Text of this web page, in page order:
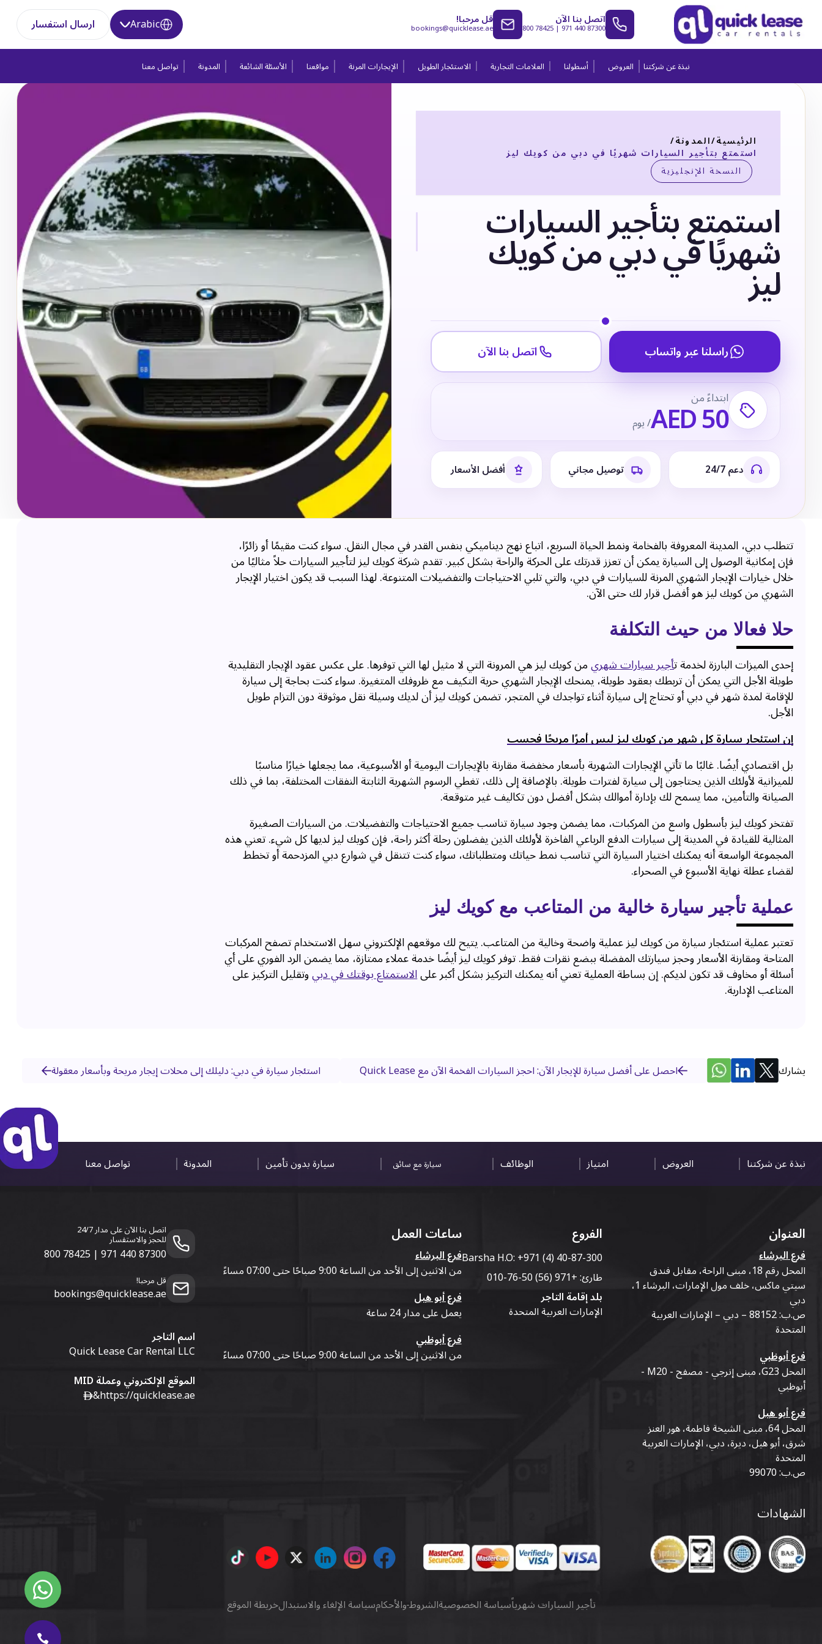
اتصل بنا الآن800 78425 |971 440 87300 قل مرحبا!
bookings@quicklease.ae
Arabic ارسال استفسار
نبذة عن شركتنا العروض أسطولنا العلامات التجارية الاستئجار الطويل الإيجارات المرنة مواقعنا الأسئلة الشائعة المدونة تواصل معنا
الرئيسية/المدونة/
استمتع بتأجير السيارات شهريًا في دبي من كويك ليز
النسخة الإنجليزية
استمتع بتأجير السيارات
شهريًا في دبي من كويك
ليز
راسلنا عبر واتساب اتصل بنا الآن
ابتداءً من
AED 50/ يوم
دعم 24/7 توصيل مجاني أفضل الأسعار
تتطلب دبي، المدينة المعروفة بالفخامة ونمط الحياة السريع، اتباع نهج ديناميكي بنفس القدر في مجال النقل. سواء كنت مقيمًا أو زائرًا،
فإن إمكانية الوصول إلى السيارة يمكن أن تعزز قدرتك على الحركة والراحة بشكل كبير. تقدم شركة كويك ليز لتأجير السيارات حلاً مثاليًا من
خلال خيارات الإيجار الشهري المرنة للسيارات في دبي، والتي تلبي الاحتياجات والتفضيلات المتنوعة. لهذا السبب قد يكون اختيار الإيجار
الشهري من كويك ليز هو أفضل قرار لك حتى الآن.
حلا فعالا من حيث التكلفة
إحدى الميزات البارزة لخدمة تأجير سيارات شهريمن كويك ليز هي المرونة التي لا مثيل لها التي توفرها. على عكس عقود الإيجار التقليدية
طويلة الأجل التي يمكن أن تربطك بعقود طويلة، يمنحك الإيجار الشهري حرية التكيف مع ظروفك المتغيرة. سواء كنت بحاجة إلى سيارة
للإقامة لمدة شهر في دبي أو تحتاج إلى سيارة أثناء تواجدك في المتجر، تضمن كويك ليز أن لديك وسيلة نقل موثوقة دون التزام طويل
الأجل.
إن استئجار سيارة كل شهر من كويك ليز ليس أمرًا مريحًا فحسب
بل اقتصادي أيضًا. غالبًا ما تأتي الإيجارات الشهرية بأسعار مخفضة مقارنة بالإيجارات اليومية أو الأسبوعية، مما يجعلها خيارًا مناسبًا
للميزانية لأولئك الذين يحتاجون إلى سيارة لفترات طويلة. بالإضافة إلى ذلك، تغطي الرسوم الشهرية الثابتة النفقات المختلفة، بما في ذلك
الصيانة والتأمين، مما يسمح لك بإدارة أموالك بشكل أفضل دون تكاليف غير متوقعة.
تفتخر كويك ليز بأسطول واسع من المركبات، مما يضمن وجود سيارة تناسب جميع الاحتياجات والتفضيلات. من السيارات الصغيرة
المثالية للقيادة في المدينة إلى سيارات الدفع الرباعي الفاخرة لأولئك الذين يفضلون رحلة أكثر راحة، فإن كويك ليز لديها كل شيء. تعني هذه
المجموعة الواسعة أنه يمكنك اختيار السيارة التي تناسب نمط حياتك ومتطلباتك، سواء كنت تتنقل في شوارع دبي المزدحمة أو تخطط
لقضاء عطلة نهاية الأسبوع في الصحراء.
عملية تأجير سيارة خالية من المتاعب مع كويك ليز
تعتبر عملية استئجار سيارة من كويك ليز عملية واضحة وخالية من المتاعب. يتيح لك موقعهم الإلكتروني سهل الاستخدام تصفح المركبات
المتاحة ومقارنة الأسعار وحجز سيارتك المفضلة ببضع نقرات فقط. توفر كويك ليز أيضًا خدمة عملاء ممتازة، مما يضمن الرد الفوري على أي
أسئلة أو مخاوف قد تكون لديكم. إن بساطة العملية تعني أنه يمكنك التركيز بشكل أكبر علىالاستمتاع بوقتك في دبيوتقليل التركيز على
المتاعب الإدارية.
يشارك احصل على أفضل سيارة للإيجار الآن: احجز السيارات الفخمة الآن مع Quick Lease استئجار سيارة في دبي: دليلك إلى محلات إيجار مريحة وبأسعار معقولة
نبذة عن شركتنا العروض امتياز الوظائف سيارة مع سائق سيارة بدون تأمين المدونة تواصل معنا
العنوان
فرع البرشاء
المحل رقم 18، مبنى الراحة، مقابل فندق
سيتي ماكس، خلف مول الإمارات، البرشاء 1،
دبي
ص.ب: 88152 – دبي – الإمارات العربية
المتحدة
فرع أبوظبي
المحل G23، مبنى إنرجي - مصفح - M20 -
أبوظبي
فرع أبو هيل
المحل 64، مبنى الشيخة فاطمة، هور العنز
شرق، أبو هيل، ديرة، دبي، الإمارات العربية
المتحدة
ص.ب: 99070
الفروع
Barsha H.O:+971 (4) 40-87-300
طارئ:+971 (56) 50-76-010
بلد إقامة التاجر
الإمارات العربية المتحدة
ساعات العمل
فرع البرشاء
من الاثنين إلى الأحد من الساعة 9:00 صباحًا حتى 07:00 مساءً
فرع أبو هيل
يعمل على مدار 24 ساعة
فرع أبوظبي
من الاثنين إلى الأحد من الساعة 9:00 صباحًا حتى 07:00 مساءً
اتصل بنا الآن على مدار 24/7
للحجز والاستفسار
800 78425 | 971 440 87300
قل مرحبا!
bookings@quicklease.ae
اسم التاجر
Quick Lease Car Rental LLC
الموقع الإلكتروني وعملة MID
https://quicklease.ae
&
الشهادات
تأجير السيارات شهرياًسياسة الخصوصيةالشروط والأحكامسياسة الإلغاء والاستبدالخريطة الموقع